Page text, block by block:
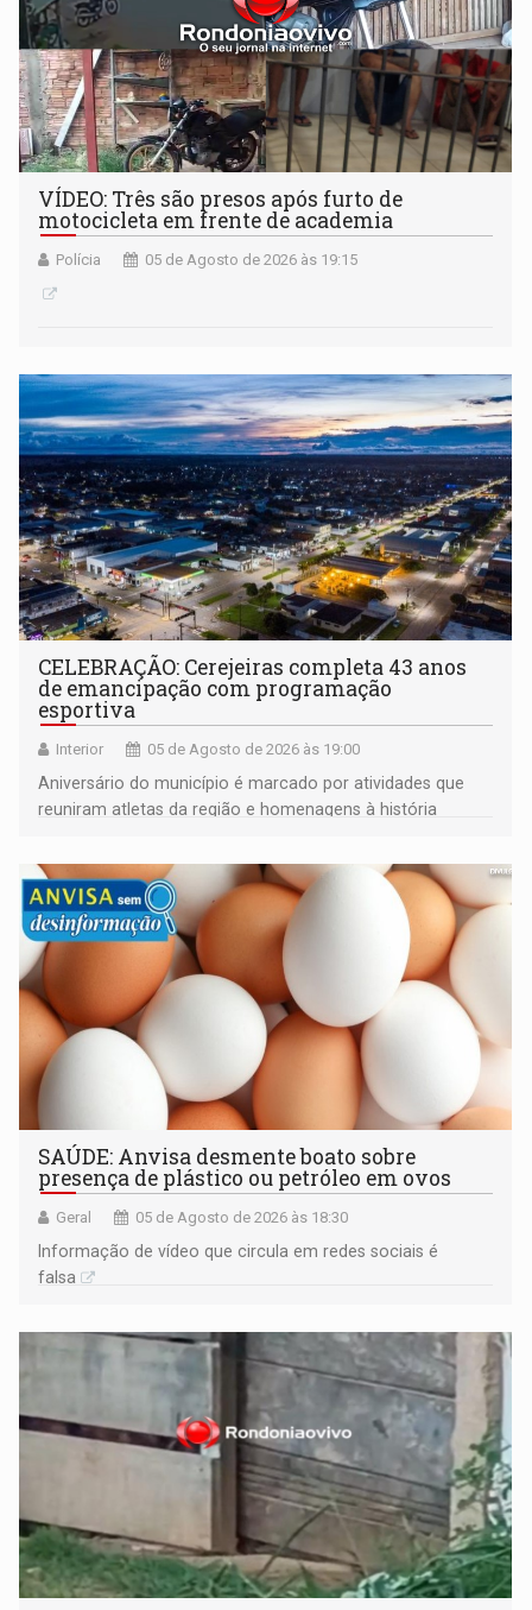
VÍDEO: Três são presos após furto de
motocicleta em frente de academia
Polícia 05 de Agosto de 2026 às 19:15
CELEBRAÇÃO: Cerejeiras completa 43 anos
de emancipação com programação
esportiva
Interior 05 de Agosto de 2026 às 19:00
Aniversário do município é marcado por atividades que
reuniram atletas da região e homenagens à história
SAÚDE: Anvisa desmente boato sobre
presença de plástico ou petróleo em ovos
Geral 05 de Agosto de 2026 às 18:30
Informação de vídeo que circula em redes sociais é
falsa